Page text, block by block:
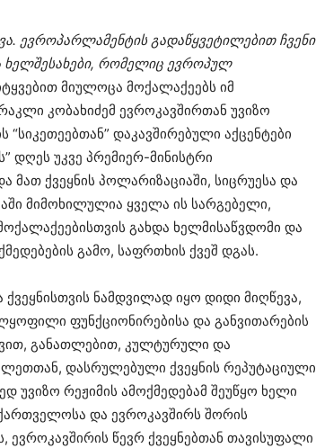
ევროპარლამენტის გადაწყვეტილებით ჩვენი
ხელშესახები, რომელიც ევროპულ
მიულოცა მოქალაქეებს იმ
კობახიძემ ევროკავშირთან უვიზო
დაკავშირებული აქცენტები
დღეს უკვე პრემიერ-მინისტრი
ქვეყნის პოლარიზაციაში, სიცრუესა და
მიმოხილულია ყველა ის სარგებელი,
გახდა ხელმისაწვდომი და
გამო, საფრთხის ქვეშ დგას.
ნამდვილად იყო დიდი მიღწევა,
ფუნქციონირებისა და განვითარების
განათლებით, კულტურული და
დასრულებული ქვეყნის რეპუტაციული
რეჟიმის ამოქმედებამ შეუწყო ხელი
და ევროკავშირს შორის
წევრ ქვეყნებთან თავისუფალი